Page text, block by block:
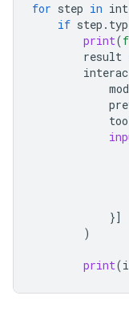
for step in
if step .
print(f
result
}]
)
print(